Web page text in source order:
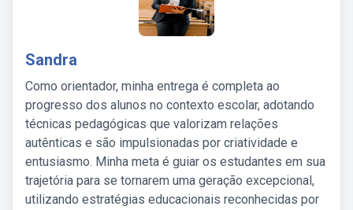
Sandra
Como orientador, minha entrega é completa ao
progresso dos alunos no contexto escolar, adotando
técnicas pedagógicas que valorizam relações
autênticas e são impulsionadas por criatividade e
entusiasmo. Minha meta é guiar os estudantes em sua
trajetória para se tornarem uma geração excepcional,
utilizando estratégias educacionais reconhecidas por